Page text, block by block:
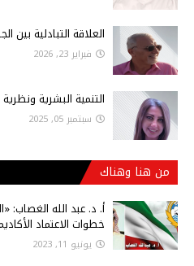
العلاقة التبادلية بين
فبراير 23, 2026
التنمية البشرية
سبتمبر 05, 2025
من هنا وهناك
أ‌. د. عبد الله الغصاب:
خطوات الاعتماد
يونيو 11, 2023